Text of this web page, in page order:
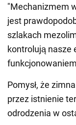
"Mechanizmem
jest
szlakach
kontrolują nasze
Pomysł, że
przez istnienie
odrodzenia w